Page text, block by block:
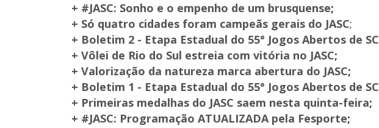
+ #JASC: Sonho e o empenho de um brusquense;
+ Só quatro cidades foram campeãs gerais do JASC;
+ Boletim 2 - Etapa Estadual do 55° Jogos Abertos de SC
+ Vôlei de Rio do Sul estreia com vitória no JASC;
+ Valorização da natureza marca abertura do JASC;
+ Boletim 1 - Etapa Estadual do 55° Jogos Abertos de SC
+ Primeiras medalhas do JASC saem nesta quinta-feira;
+ #JASC: Programação ATUALIZADA pela Fesporte;